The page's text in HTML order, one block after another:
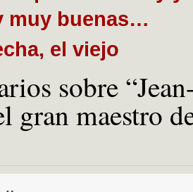
muy buenas…
el viejo
sobre
gran maestro